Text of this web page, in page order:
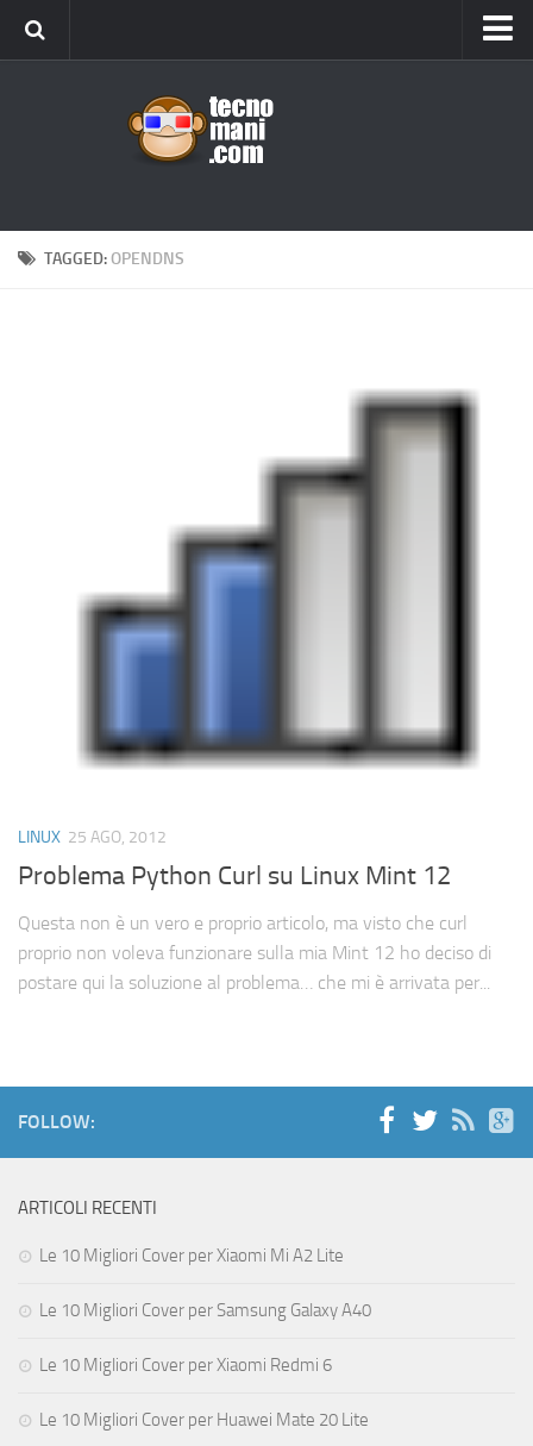
Windows
TAGGED:OPENDNS
LINUX 25 AGO, 2012
Problema Python Curl su Linux Mint 12
Questa non è un vero e proprio articolo, ma visto che curl
proprio non voleva funzionare sulla mia Mint 12 ho deciso di
postare qui la soluzione al problema… che mi è arrivata per...
FOLLOW:
ARTICOLI RECENTI
Le 10 Migliori Cover per Xiaomi Mi A2 Lite
Le 10 Migliori Cover per Samsung Galaxy A40
Le 10 Migliori Cover per Xiaomi Redmi 6
Le 10 Migliori Cover per Huawei Mate 20 Lite